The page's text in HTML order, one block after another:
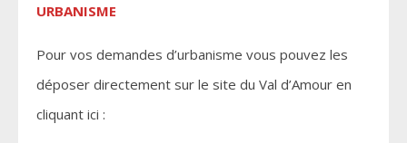
URBANISME
Pour vos demandes d’urbanisme vous pouvez les
déposer directement sur le site du Val d’Amour en
cliquant ici :